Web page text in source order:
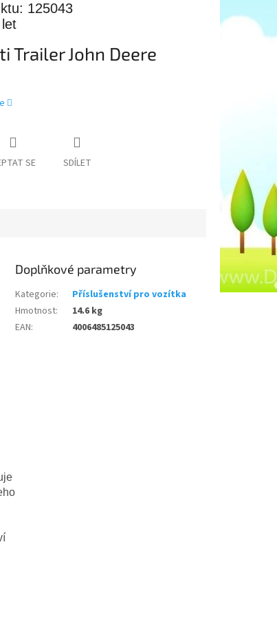
125043
Trailer John Deere
SE SDÍLET
Doplňkové parametry
Kategorie:
Příslušenství pro vozítka
Hmotnost:
14.6 kg
EAN: 4006485125043